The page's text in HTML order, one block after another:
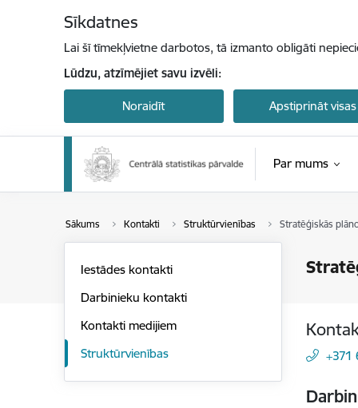
Sīkdatnes
Lai šī tīmekļvietne darbotos, tā izmanto obligāti
Lūdzu, atzīmējiet savu izvēli:
Noraidīt Apstiprināt visas
Par mums
Sākums Kontakti Struktūrvienības Stratēģiskās
Iestādes kontakti
Darbinieku kontakti
Kontakti medijiem
Struktūrvienības
+371